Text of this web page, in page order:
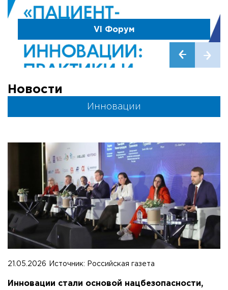
VI Форум
Новости
Инновации
21.05.2026 Источник: Российская газета
Инновации стали основой нацбезопасности,